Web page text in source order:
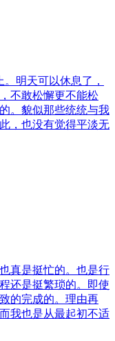
明天可以休息了，
不敢松懈更不能松
。貌似那些统统与我
，也没有觉得平淡无
真是挺忙的。也是行
还是挺繁琐的。即使
的完成的。理由再
我也是从最起初不适